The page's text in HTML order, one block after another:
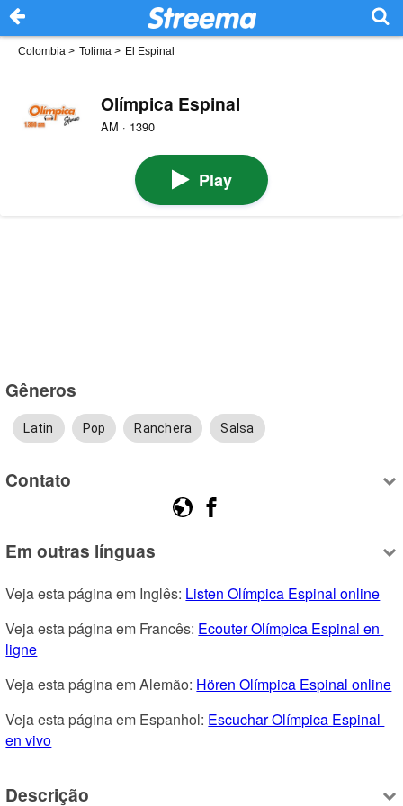
Colombia > Tolima > El Espinal
Olímpica Espinal
AM · 1390
Play
Gêneros
Latin Pop Ranchera Salsa
Contato
Em outras línguas
Veja esta página em Inglês: Listen Olímpica Espinal online
Veja esta página em Francês: Ecouter Olímpica Espinal en
ligne
Veja esta página em Alemão: Hören Olímpica Espinal online
Veja esta página em Espanhol: Escuchar Olímpica Espinal
en vivo
Descrição